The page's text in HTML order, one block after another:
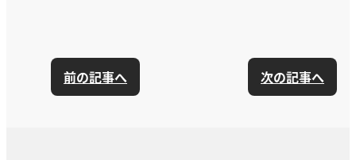
前の記事へ 次の記事へ